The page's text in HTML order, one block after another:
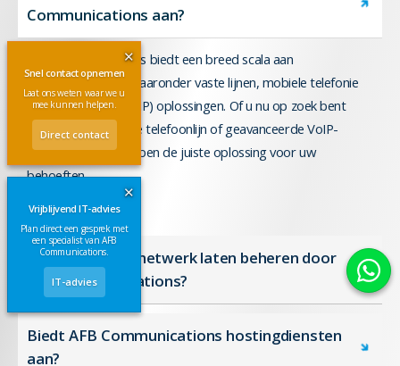
Communications aan?
AFB Communications biedt een breed scala aan
telefoniediensten, waaronder vaste lijnen, mobiele telefonie
en Voice over IP (VoIP) oplossingen. Of u nu op zoek bent
naar een traditionele telefoonlijn of geavanceerde VoIP-
technologie, wij hebben de juiste oplossing voor uw
behoeften.
Hoe kan ik mijn netwerk laten beheren door
AFB Communications?
Biedt AFB Communications hostingdiensten
aan?
✕
Vrijblijvend IT-advies
Plan direct een gesprek met
een specialist van AFB
Communications.
IT-advies
✕
Snel contact opnemen
Laat ons weten waar we u
mee kunnen helpen.
Direct contact